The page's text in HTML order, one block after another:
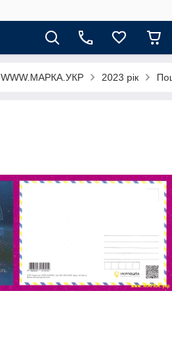
WWW.МАРКА.УКР 2023 рік